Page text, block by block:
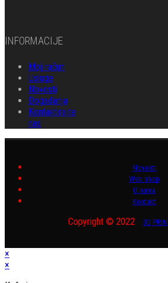
INFORMACIJE
Moj račun
Usluge
Novosti
Događanja
Kontaktirajte
nas
Novosti
Web shop
O nama
Kontakt
Copyright © 2022 3D
×
×